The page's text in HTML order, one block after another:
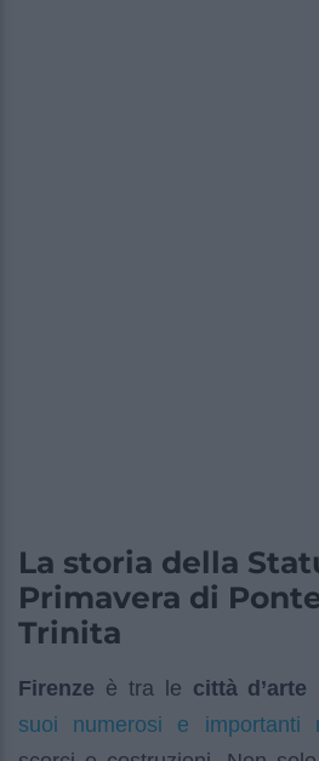
La storia della
Primavera di
Trinita
Firenze è tra le città d’arte
suoi numerosi e importanti